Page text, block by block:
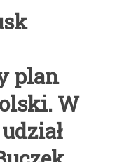
plan
W